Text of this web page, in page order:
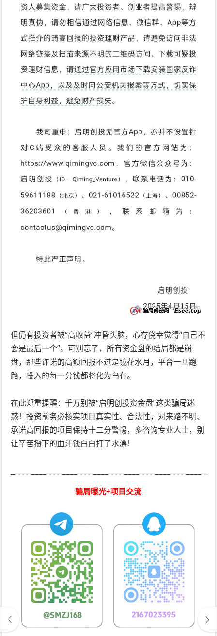
但仍有投资者被“高收益”冲昏头脑，心存侥幸觉得“自己不
会是最后一个”。可别忘了，所有资金盘的结局都是崩
盘，那些许诺的高额回报不过是镜花水月，平台一旦跑
路，投入的每一分钱都将化为乌有。
在此郑重提醒：千万别被“启明创投资金盘”这类骗局迷
惑！投资前务必核实项目真实性、合法性，对来路不明、
承诺高回报的项目保持十二分警惕，多咨询专业人士，别
让辛苦攒下的血汗钱白白打了水漂！
骗局曝光+项目交流